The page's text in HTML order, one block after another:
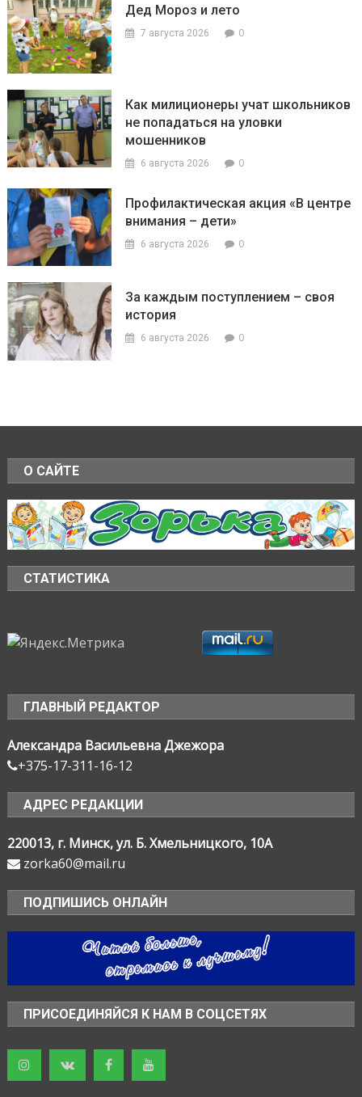
Дед Мороз и лето
7 августа 2026 0
Как милиционеры учат школьников
не попадаться на уловки
мошенников
6 августа 2026 0
Профилактическая акция «В центре
внимания – дети»
6 августа 2026 0
За каждым поступлением – своя
история
6 августа 2026 0
О САЙТЕ
СТАТИСТИКА
ГЛАВНЫЙ РЕДАКТОР
Александра Васильевна Джежора
+375-17-311-16-12
АДРЕС РЕДАКЦИИ
220013, г. Минск, ул. Б. Хмельницкого, 10А
zorka60@mail.ru
ПОДПИШИСЬ ОНЛАЙН
ПРИСОЕДИНЯЙСЯ К НАМ В СОЦСЕТЯХ